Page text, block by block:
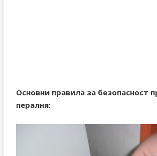
Основни правила за безопасност
пералня: